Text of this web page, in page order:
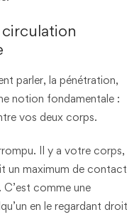
parler, la pénétration,
notion fondamentale :
vos deux corps.
Il y a votre corps,
un maximum de contact
C’est comme une
en le regardant droit